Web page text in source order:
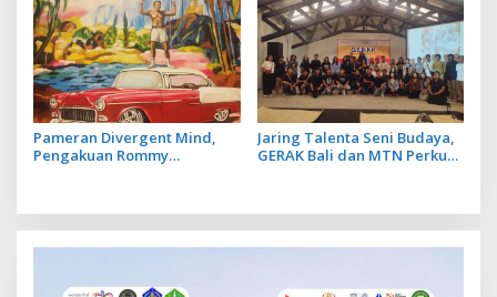
Pameran Divergent Mind,
Pengakuan Rommy
Jaring Talenta Seni Budaya,
GERAK Bali dan MTN Perkuat